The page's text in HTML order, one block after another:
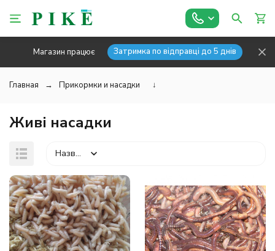
Магазин працює Затримка по відправці до 5 днів
Главная Прикормки и насадки ↓
Живі насадки
Назва